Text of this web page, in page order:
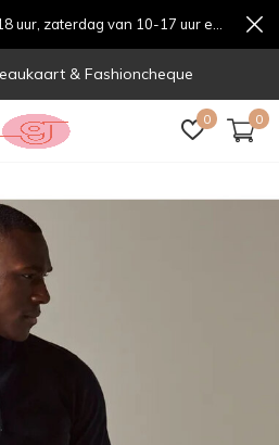
0 0
& Fashioncheque